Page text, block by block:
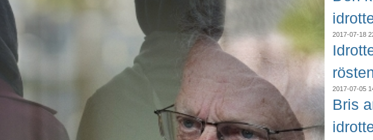
2017-07-18
2017-07-05
Bris